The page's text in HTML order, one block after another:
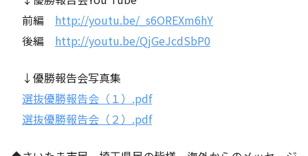
前編 http://youtu.be/_s6OREXm6hY
後編 http://youtu.be/QjGeJcdSbP0
↓優勝報告会写真集
選抜優勝報告会（１）.pdf
選抜優勝報告会（２）.pdf